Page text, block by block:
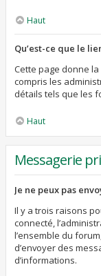
Haut
Qu’est-ce que le
Cette page donne
compris les
détails tels que les
Haut
Messagerie
Je ne peux pas
Il y a trois raisons
connecté,
l’ensemble du
d’envoyer des
d’informations.